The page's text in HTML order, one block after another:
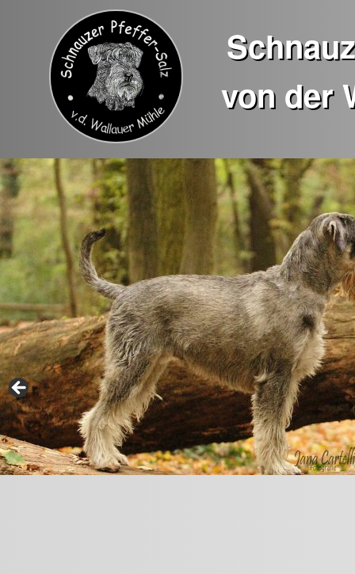
von der